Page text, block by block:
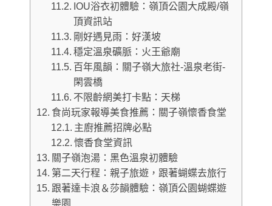
IOU浴衣初體驗：嶺頂公園大成殿/嶺
頂資訊站
剛好遇見雨：好漢坡
穩定溫泉礦脈：火王爺廟
百年風韻：關子嶺大旅社-溫泉老街-
閑雲橋
不限齡網美打卡點：天梯
食尚玩家報導美食推薦：關子嶺懷香食堂
主廚推薦招牌必點
懷香食堂資訊
關子嶺泡湯：黑色溫泉初體驗
第二天行程：親子旅遊，跟著蝴蝶去旅行
跟著達卡浪＆莎韻體驗：嶺頂公園蝴蝶遊
樂園